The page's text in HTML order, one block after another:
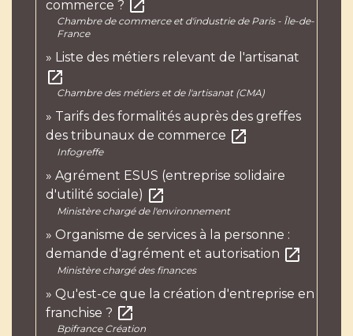
commerce ? open_in_new
Chambre de commerce et d'industrie de Paris - Île-de-
France
Liste des métiers relevant de l'artisanat
open_in_new
Chambre des métiers et de l'artisanat (CMA)
Tarifs des formalités auprès des greffes
des tribunaux de commerce open_in_new
Infogreffe
Agrément ESUS (entreprise solidaire
d'utilité sociale) open_in_new
Ministère chargé de l'environnement
Organisme de services à la personne :
demande d'agrément et autorisation open_in_new
Ministère chargé des finances
Qu'est-ce que la création d'entreprise en
franchise ? open_in_new
Bpifrance Création